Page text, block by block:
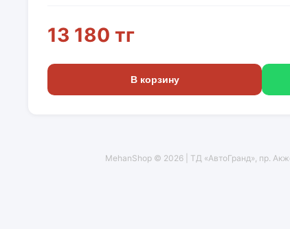
13 180 тг
В корзину
MehanShop © 2026 | ТД «АвтоГранд», пр.